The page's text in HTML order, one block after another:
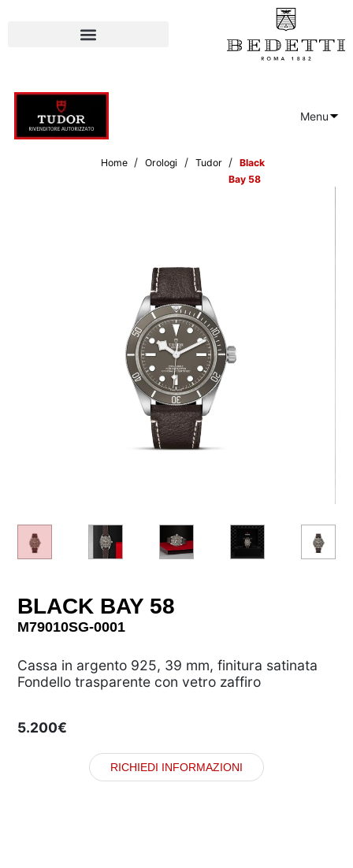
Menu
Home / Orologi / Tudor / Black
Bay 58
BLACK BAY 58
M79010SG-0001
Cassa in argento 925, 39 mm, finitura satinata
Fondello trasparente con vetro zaffiro
5.200€
RICHIEDI INFORMAZIONI